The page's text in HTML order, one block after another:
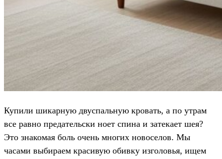
Купили шикарную двуспальную кровать, а по утрам
все равно предательски ноет спина и затекает шея?
Это знакомая боль очень многих новоселов. Мы
часами выбираем красивую обивку изголовья, ищем